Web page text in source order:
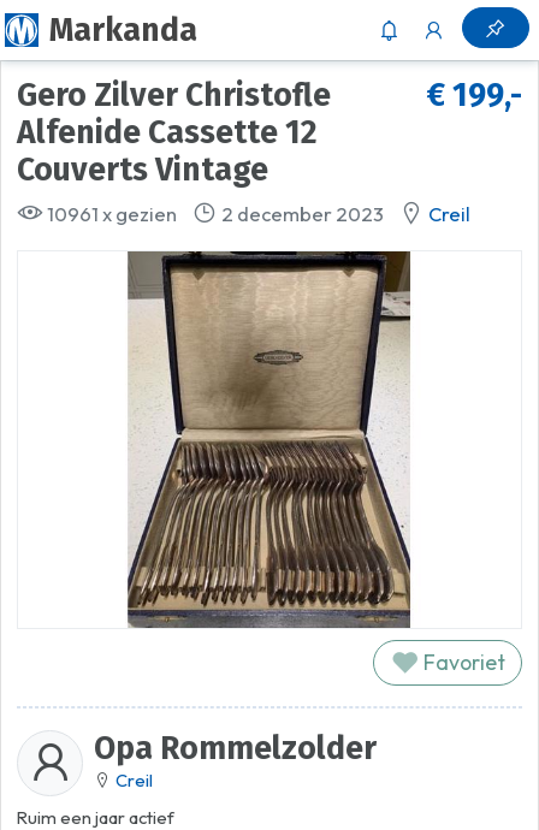
Markanda
€ 199,-
Gero Zilver Christofle
Alfenide Cassette 12
Couverts Vintage
10961 x gezien 2 december 2023 Creil
Favoriet
Opa Rommelzolder
Creil
Ruim een jaar actief